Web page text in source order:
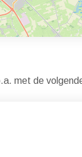
met de